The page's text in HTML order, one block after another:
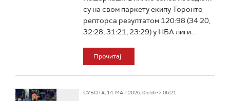
су на свом паркету екипу Торонто
репторса резултатом 120:98 (34:20,
32:28, 31:21, 23:29) у НБА лиги...
Прочитај
СУБОТА, 14. МАР 2026, 05:56 -> 06:21